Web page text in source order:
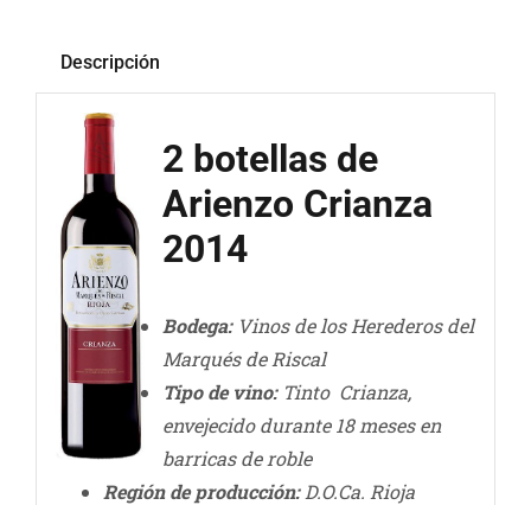
Descripción
2 botellas de
Arienzo Crianza
2014
Bodega:Vinos de los Herederos del
Marqués de Riscal
Tipo de vino:Tinto Crianza,
envejecido durante 18 meses en
barricas de roble
Región de producción:D.O.Ca. Rioja